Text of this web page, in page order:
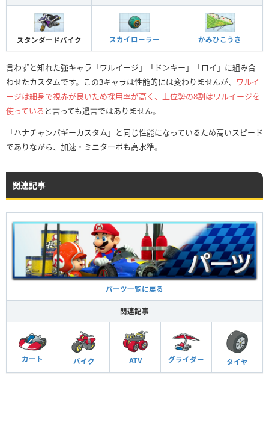
スタンダードバイク スカイローラー かみひこうき
言わずと知れた強キャラ「ワルイージ」「ドンキー」「ロイ」に組み合
わせたカスタムです。この3キャラは性能的には変わりませんが、 ワルイ
ージは細身で視界が良いため採用率が高く、上位勢の8割はワルイージを
使っている と言っても過言ではありません。
「ハナチャンバギーカスタム」と同じ性能になっているため高いスピード
でありながら、加速・ミニターボも高水準。
関連記事
パーツ一覧に戻る
関連記事
カート バイク ATV グライダー タイヤ